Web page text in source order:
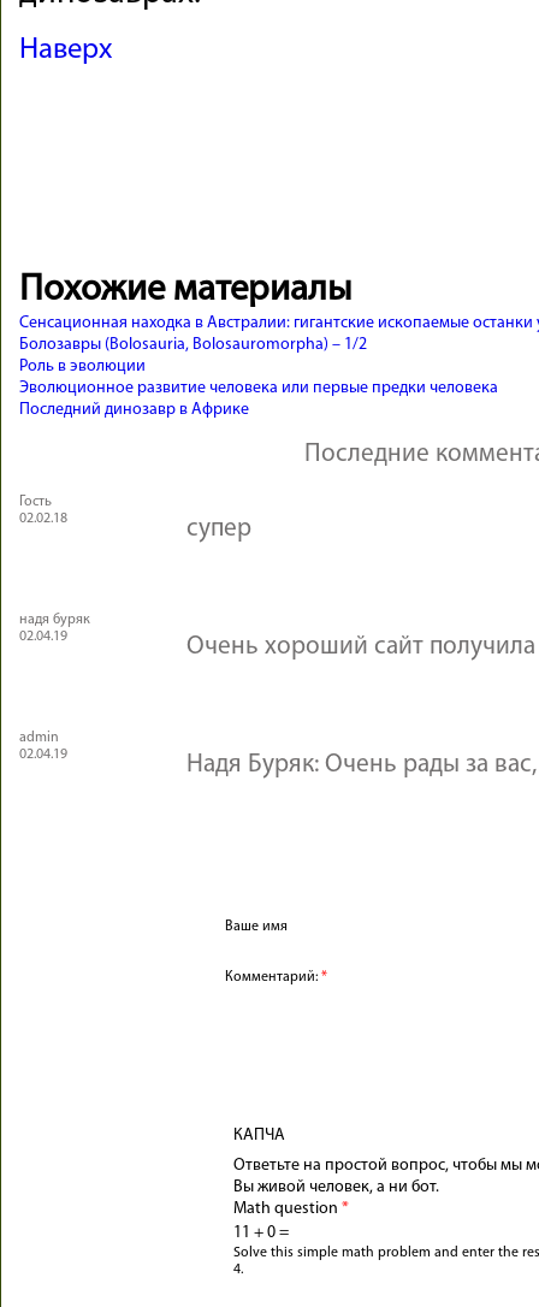
Наверх
Похожие материалы
Сенсационная находка в Австралии: гигантские ископаемые останки
Болозавры (Bolosauria, Bolosauromorpha) – 1/2
Роль в эволюции
Эволюционное развитие человека или первые предки человека
Последний динозавр в Африке
Последние
Гость
02.02.18
супер
надя буряк
02.04.19
Очень хороший сайт получила
admin
02.04.19
Надя Буряк: Очень рады за
Ваше имя
Комментарий: *
КАПЧА
Ответьте на простой вопрос, чтобы мы
Вы живой человек, а ни бот.
Math question *
11 + 0 =
Solve this simple math problem and enter the
4.